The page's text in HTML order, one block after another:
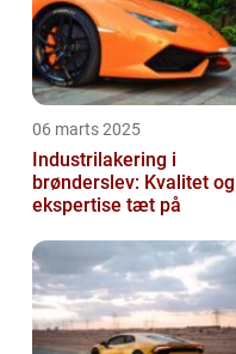
06 marts 2025
Industrilakering i
brønderslev: Kvalitet og
ekspertise tæt på